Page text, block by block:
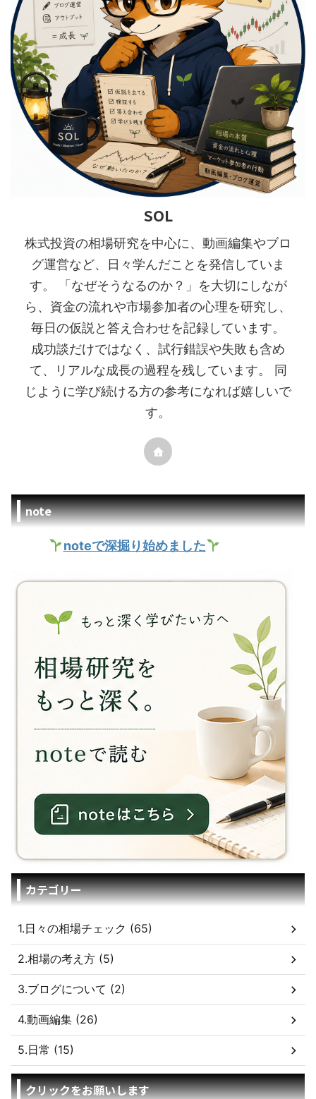
SOL
株式投資の相場研究を中心に、動画編集やブロ
グ運営など、日々学んだことを発信していま
す。 「なぜそうなるのか？」を大切にしなが
ら、資金の流れや市場参加者の心理を研究し、
毎日の仮説と答え合わせを記録しています。
成功談だけではなく、試行錯誤や失敗も含め
て、リアルな成長の過程を残しています。 同
じように学び続ける方の参考になれば嬉しいで
す。
note
noteで深掘り始めました
カテゴリー
1.日々の相場チェック (65)
2.相場の考え方 (5)
3.ブログについて (2)
4.動画編集 (26)
5.日常 (15)
クリックをお願いします